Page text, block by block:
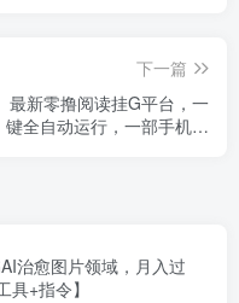
下一篇
最新零撸阅读挂G平台，一
键全自动运行，一部手机就
治愈图片领域，月入过
具+指令】